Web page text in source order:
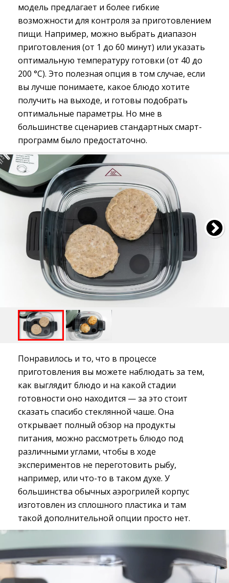
модель предлагает и более гибкие
возможности для контроля за приготовлением
пищи. Например, можно выбрать диапазон
приготовления (от 1 до 60 минут) или указать
оптимальную температуру готовки (от 40 до
200 °С). Это полезная опция в том случае, если
вы лучше понимаете, какое блюдо хотите
получить на выходе, и готовы подобрать
оптимальные параметры. Но мне в
большинстве сценариев стандартных смарт-
программ было предостаточно.
Понравилось и то, что в процессе
приготовления вы можете наблюдать за тем,
как выглядит блюдо и на какой стадии
готовности оно находится — за это стоит
сказать спасибо стеклянной чаше. Она
открывает полный обзор на продукты
питания, можно рассмотреть блюдо под
различными углами, чтобы в ходе
экспериментов не переготовить рыбу,
например, или что-то в таком духе. У
большинства обычных аэрогрилей корпус
изготовлен из сплошного пластика и там
такой дополнительной опции просто нет.